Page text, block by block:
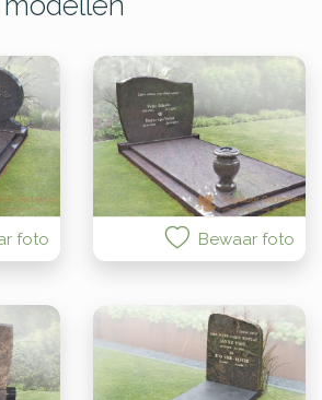
foto Bewaar foto